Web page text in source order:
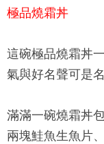
極品燒霜丼
這碗極品燒霜丼
氣與好名聲可是
滿滿一碗燒霜丼
兩塊鮭魚生魚片